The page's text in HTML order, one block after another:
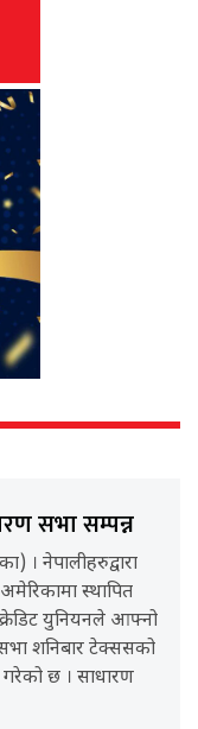
सभा सम्पन्न
। नेपालीहरुद्वारा
स्थापित
युनियनले आफ्नो
शनिबार टेक्ससको
छ । साधारण